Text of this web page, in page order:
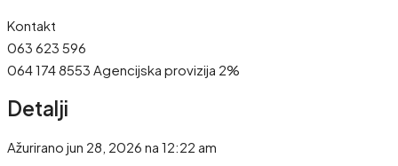
Kontakt
063 623 596
064 174 8553 Agencijska provizija 2%
Detalji
Ažurirano jun 28, 2026 na 12:22 am